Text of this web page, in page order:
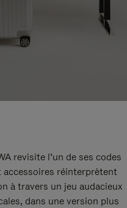
revisite l’un de ses codes
accessoires réinterprètent
à travers un jeu audacieux
dans une version plus